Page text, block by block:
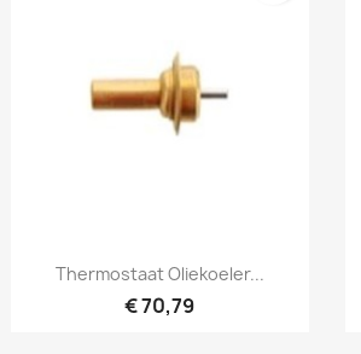
Snel bekijken
Thermostaat Oliekoeler...
€ 70,79